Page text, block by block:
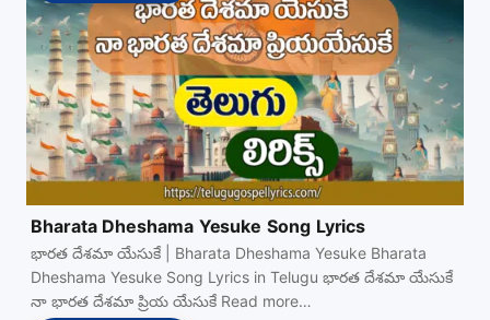
Bharata Dheshama Yesuke Song Lyrics
భారత దేశమా యేసుకే | Bharata Dheshama Yesuke Bharata
Dheshama Yesuke Song Lyrics in Telugu భారత దేశమా యేసుకే
నా భారత దేశమా ప్రియ యేసుకే Read more…